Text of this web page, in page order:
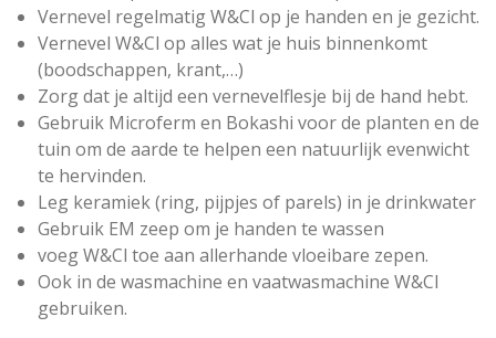
Vernevel regelmatig W&Cl op je handen en je gezicht.
Vernevel W&Cl op alles wat je huis binnenkomt
(boodschappen, krant,…)
Zorg dat je altijd een vernevelflesje bij de hand hebt.
Gebruik Microferm en Bokashi voor de planten en de
tuin om de aarde te helpen een natuurlijk evenwicht
te hervinden.
Leg keramiek (ring, pijpjes of parels) in je drinkwater
Gebruik EM zeep om je handen te wassen
voeg W&Cl toe aan allerhande vloeibare zepen.
Ook in de wasmachine en vaatwasmachine W&Cl
gebruiken.